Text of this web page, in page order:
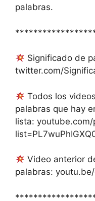
palabras.
Significado de
twitter.com/
Todos los
palabras que hay
lista: youtube.com/
Video anterior
palabras: